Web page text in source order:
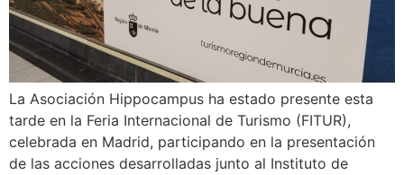
La Asociación Hippocampus ha estado presente esta
tarde en la Feria Internacional de Turismo (FITUR),
celebrada en Madrid, participando en la presentación
de las acciones desarrolladas junto al Instituto de